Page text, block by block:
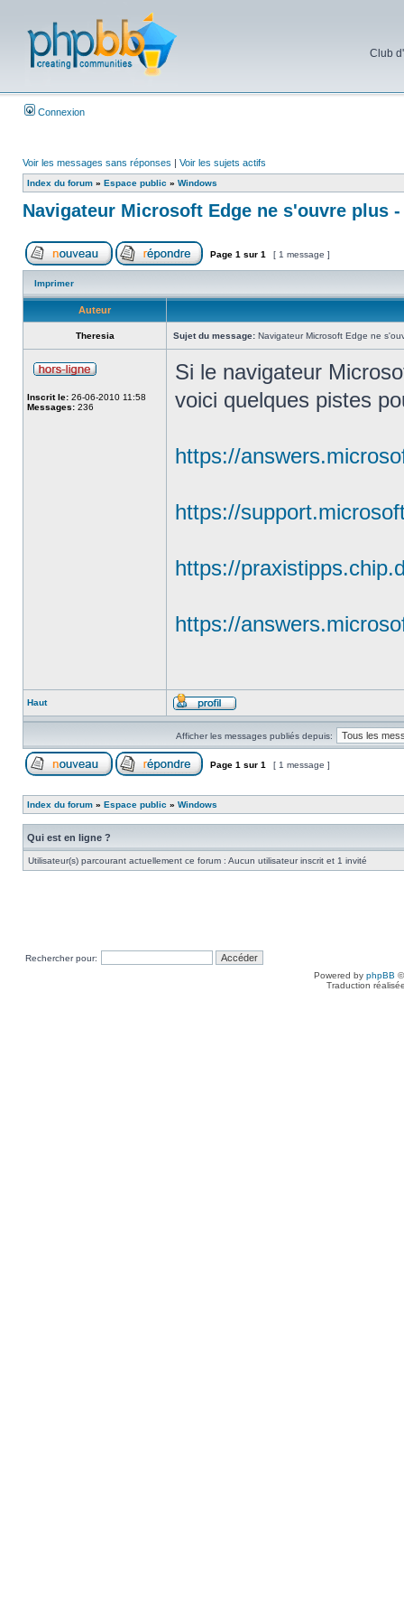
Club
Connexion
Voir les messages sans réponses | Voir les sujets actifs
Index du forum » Espace public » Windows
Navigateur Microsoft Edge ne s'ouvre plus
Page 1 sur 1 [ 1 message ]
Imprimer
Auteur
Theresia Sujet du message: Navigateur Microsoft Edge ne
Inscrit le: 26-06-2010 11:58
Messages: 236
Si le navigateur
voici quelques pistes
https://
https://
https://
https://
Haut
Afficher les messages publiés depuis:
Page 1 sur 1 [ 1 message ]
Index du forum » Espace public » Windows
Qui est en ligne ?
Utilisateur(s) parcourant actuellement ce forum : Aucun utilisateur inscrit et 1 invité
Rechercher pour:
Powered by phpBB
Traduction